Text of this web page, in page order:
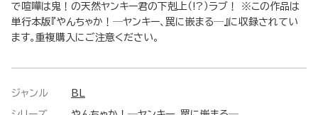
で喧嘩は鬼！の天然ヤンキー君の下剋上（!?）ラブ！ ※この作品は
単行本版『やんちゃか！─ヤンキー、罠に嵌まる─』に収録されてい
ます。重複購入にご注意ください。
ジャンル BL